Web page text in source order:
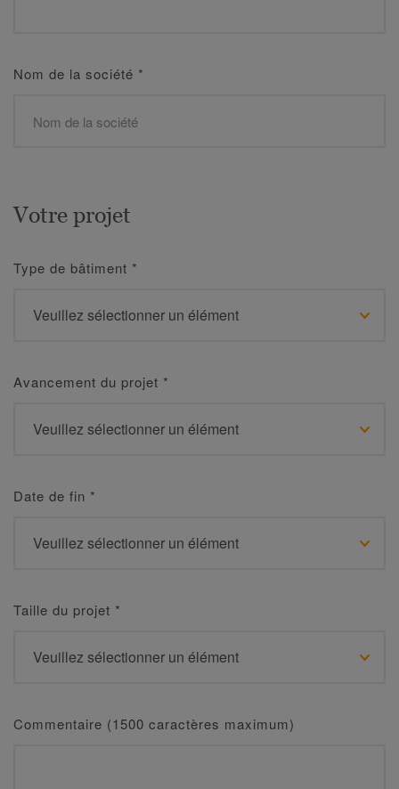
Nom de la société *
Votre projet
Type de bâtiment *
Avancement du projet *
Date de fin *
Taille du projet *
Commentaire (1500 caractères maximum)